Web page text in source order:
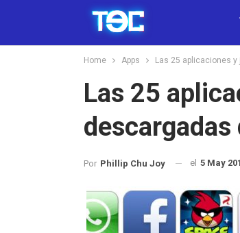
Home Apps Las 25 aplicaciones
Las 25
descargadas
Por Phillip Chu Joy el 5 May